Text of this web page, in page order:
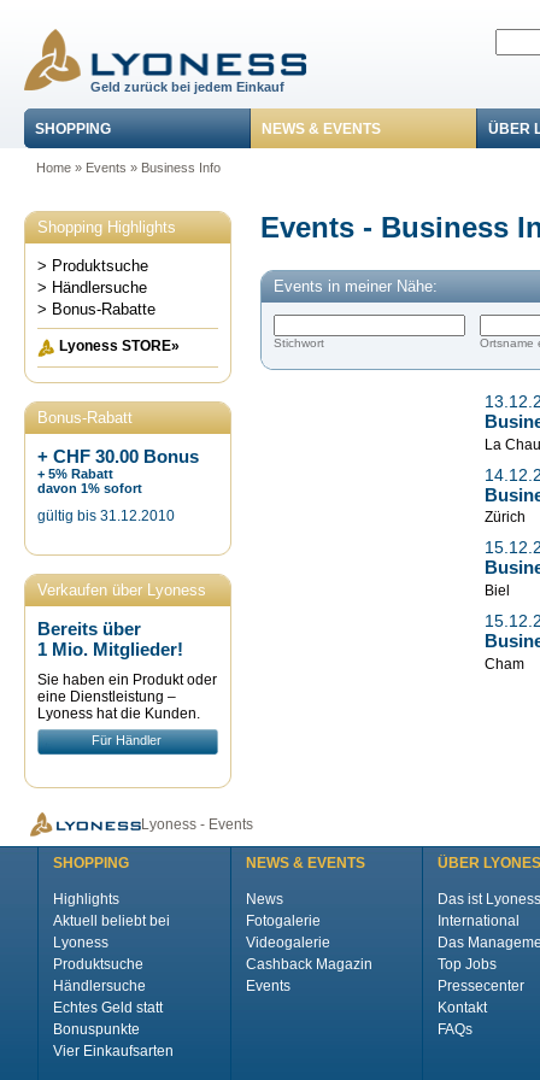
Geld zurück bei jedem Einkauf
SHOPPING NEWS & EVENTS ÜBER
Home» Events » Business Info
Shopping Highlights
> Produktsuche
> Händlersuche
> Bonus-Rabatte
Lyoness STORE»
Bonus-Rabatt
+ CHF 30.00 Bonus
+ 5% Rabatt
davon 1% sofort
gültig bis 31.12.2010
Verkaufen über Lyoness
Bereits über
1 Mio. Mitglieder!
Sie haben ein Produkt oder
eine Dienstleistung –
Lyoness hat die Kunden.
Für Händler
Events - Business
Events in meiner Nähe:
Stichwort Ortsname
La
Zürich
Biel
Cham
Lyoness - Events
SHOPPING
Highlights
Aktuell beliebt bei
Lyoness
Produktsuche
Händlersuche
Echtes Geld statt
Bonuspunkte
Vier Einkaufsarten
NEWS & EVENTS
News
Fotogalerie
Videogalerie
Cashback Magazin
Events
ÜBER
Das ist Lyoness
International
Das
Top Jobs
Pressecenter
Kontakt
FAQs